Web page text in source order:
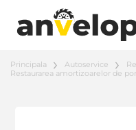
Principala Autoservice
Restaurarea amortizoarelor de